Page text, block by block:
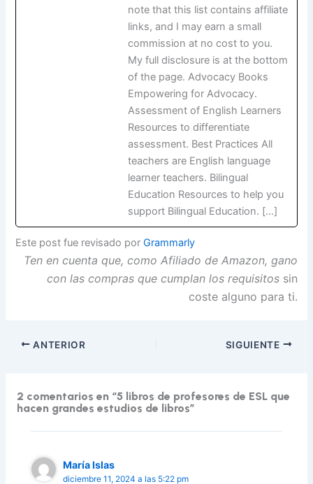
note that this list contains affiliate
links, and I may earn a small
commission at no cost to you.
My full disclosure is at the bottom
of the page. Advocacy Books
Empowering for Advocacy.
Assessment of English Learners
Resources to differentiate
assessment. Best Practices All
teachers are English language
learner teachers. Bilingual
Education Resources to help you
support Bilingual Education. […]
Este post fue revisado porGrammarly
Ten en cuenta que, como Afiliado de Amazon, gano
con las compras que cumplan los requisitossin
coste alguno para ti.
ANTERIOR SIGUIENTE
2 comentarios en “5 libros de profesores de ESL que
hacen grandes estudios de libros”
María Islas
diciembre 11, 2024 a las 5:22 pm